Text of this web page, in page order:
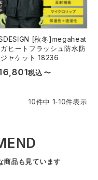
[秋冬]megaheat
ガヒートフラッシュ防水防
ャケット 18236
税込 〜
10件中 1-10件表示
商品も見ています